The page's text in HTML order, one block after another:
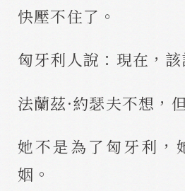
快壓不住了。
匈牙利人說：現在，該
法蘭茲·約瑟夫不想，
她不是為了匈牙利，
姻。